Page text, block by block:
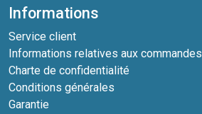
Informations
Service client
Informations relatives aux commandes
Charte de confidentialité
Conditions générales
Garantie